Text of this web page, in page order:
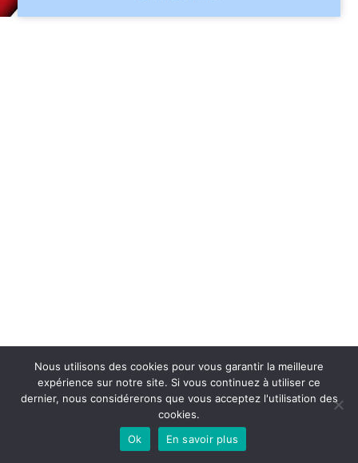
Nous utilisons des cookies pour vous garantir la meilleure
expérience sur notre site. Si vous continuez à utiliser ce
dernier, nous considérerons que vous acceptez l'utilisation des
cookies.
Ok
En savoir plus